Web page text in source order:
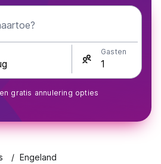
Gasten
gratis annulering opties
Engeland